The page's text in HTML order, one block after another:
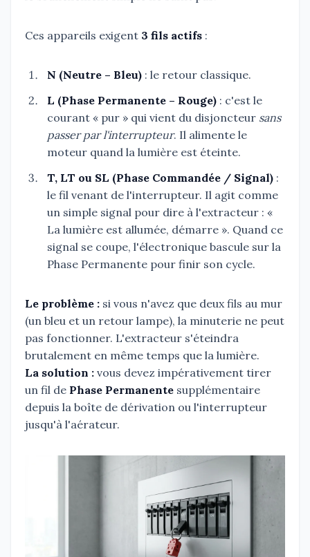
Ces appareils exigent 3 fils actifs :
N (Neutre – Bleu) : le retour classique.
L (Phase Permanente – Rouge) : c'est le
courant « pur » qui vient du disjoncteur sans
passer par l'interrupteur. Il alimente le
moteur quand la lumière est éteinte.
T, LT ou SL (Phase Commandée / Signal) :
le fil venant de l'interrupteur. Il agit comme
un simple signal pour dire à l'extracteur : «
La lumière est allumée, démarre ». Quand ce
signal se coupe, l'électronique bascule sur la
Phase Permanente pour finir son cycle.
Le problème : si vous n'avez que deux fils au mur
(un bleu et un retour lampe), la minuterie ne peut
pas fonctionner. L'extracteur s'éteindra
brutalement en même temps que la lumière.
La solution : vous devez impérativement tirer
un fil de Phase Permanente supplémentaire
depuis la boîte de dérivation ou l'interrupteur
jusqu'à l'aérateur.